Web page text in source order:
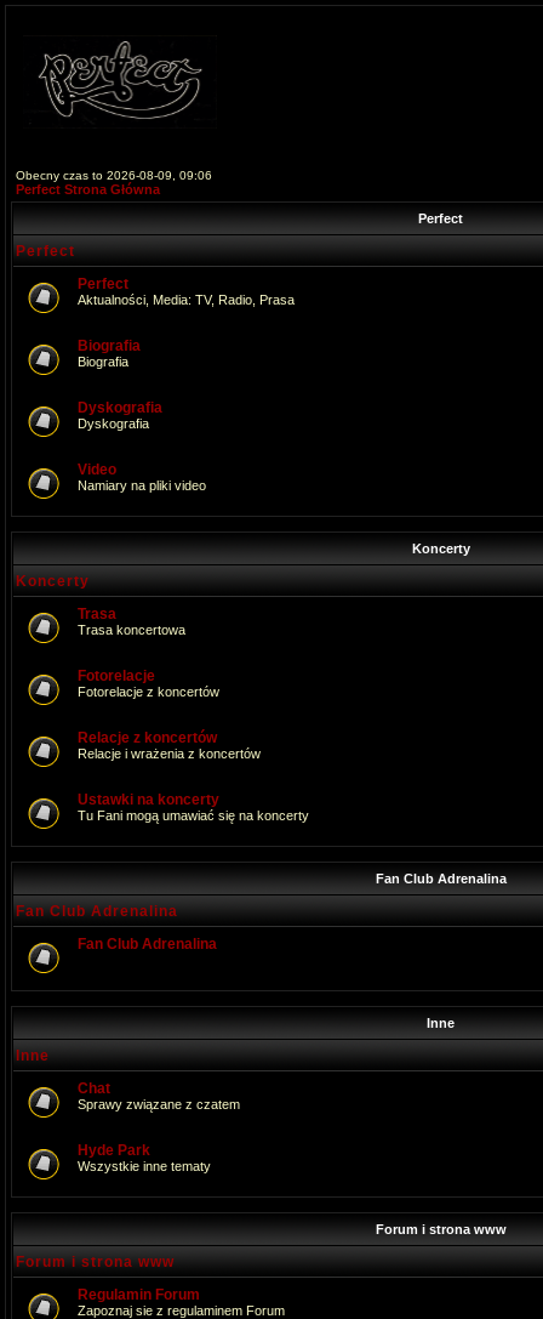
Obecny czas to 2026-08-09, 09:06
Perfect Strona Główna
Perfect
Perfect
Perfect
Aktualności, Media: TV, Radio, Prasa
Biografia
Biografia
Dyskografia
Dyskografia
Video
Namiary na pliki video
Koncerty
Koncerty
Trasa
Trasa koncertowa
Fotorelacje
Fotorelacje z koncertów
Relacje z koncertów
Relacje i wrażenia z koncertów
Ustawki na koncerty
Tu Fani mogą umawiać się na koncerty
Fan Club Adrenalina
Fan Club Adrenalina
Fan Club Adrenalina
Inne
Inne
Chat
Sprawy związane z czatem
Hyde Park
Wszystkie inne tematy
Forum i strona www
Forum i strona www
Regulamin Forum
Zapoznaj sie z regulaminem Forum